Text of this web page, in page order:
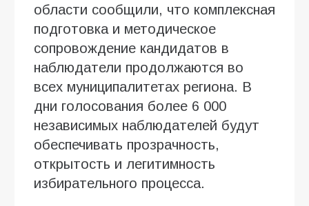
области сообщили, что комплексная
подготовка и методическое
сопровождение кандидатов в
наблюдатели продолжаются во
всех муниципалитетах региона. В
дни голосования более 6 000
независимых наблюдателей будут
обеспечивать прозрачность,
открытость и легитимность
избирательного процесса.